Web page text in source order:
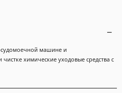
машине и
химические уходовые средства с